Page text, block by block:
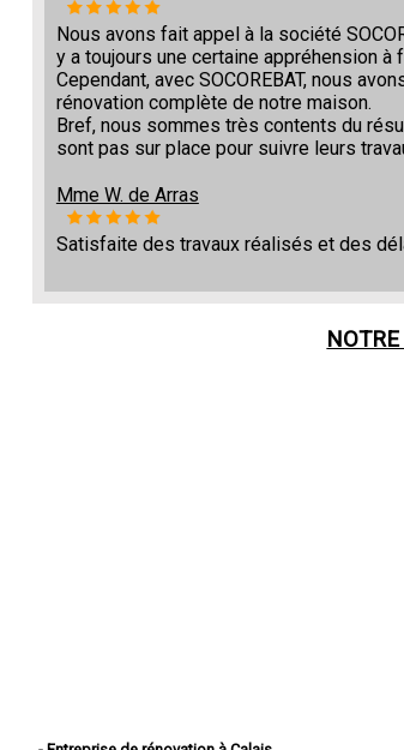
Nous avons fait appel à la société
y a toujours une certaine appréhension
Cependant, avec SOCOREBAT, nous
rénovation complète de notre maison.
Bref, nous sommes très contents du
sont pas sur place pour suivre leurs
Mme W. de Arras
Satisfaite des travaux réalisés et des